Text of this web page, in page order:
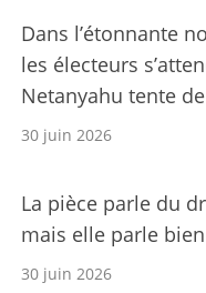
Dans l’étonnante
les électeurs
Netanyahu tente
30 juin 2026
La pièce parle du
mais elle parle
30 juin 2026